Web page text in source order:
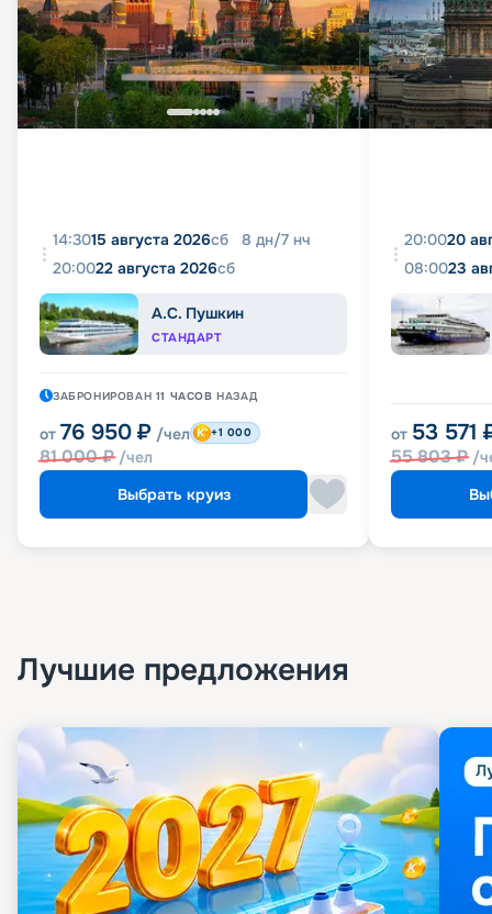
14:3015 августа 2026сб 8 дн/7 нч
20:0022 августа 2026сб
А.С. Пушкин
СТАНДАРТ
ЗАБРОНИРОВАН 11 ЧАСОВ НАЗАД
от 76 950 ₽ /чел
81 000₽ /чел
+1 000
Выбрать круиз
20:0020
08:0023
от 53 571
55 803₽ /
Лучшие предложения